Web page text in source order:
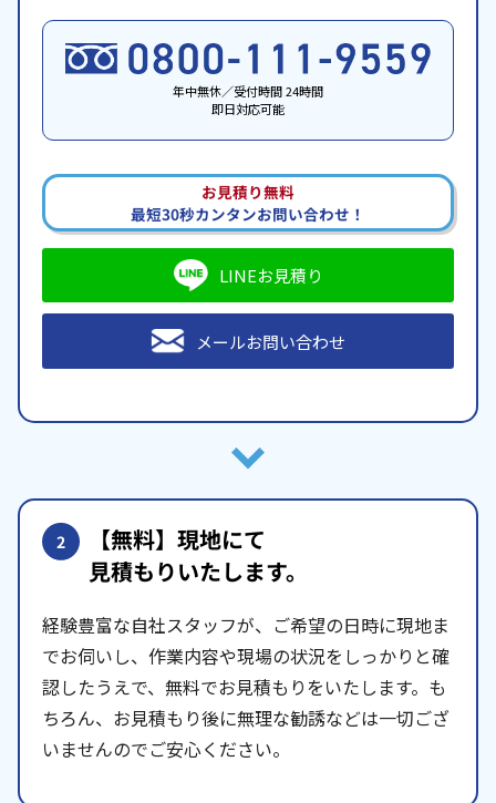
年中無休／受付時間 24時間
即日対応可能
お見積り無料
最短30秒カンタンお問い合わせ！
LINEお見積り
メールお問い合わせ
2 【無料】現地にて
見積もりいたします。
経験豊富な自社スタッフが、ご希望の日時に現地ま
でお伺いし、作業内容や現場の状況をしっかりと確
認したうえで、無料でお見積もりをいたします。も
ちろん、お見積もり後に無理な勧誘などは一切ござ
いませんのでご安心ください。